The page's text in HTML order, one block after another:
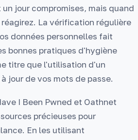
jour compromises, mais quand
La vérification régulière
données personnelles fait
bonnes pratiques d'hygiène
titre que l'utilisation d'un
jour de vos mots de passe.
I Been Pwned et Oathnet
précieuses pour
En les utilisant